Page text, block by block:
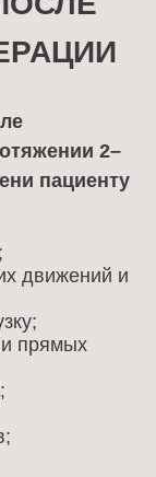
2–
пациенту
движений и
и прямых